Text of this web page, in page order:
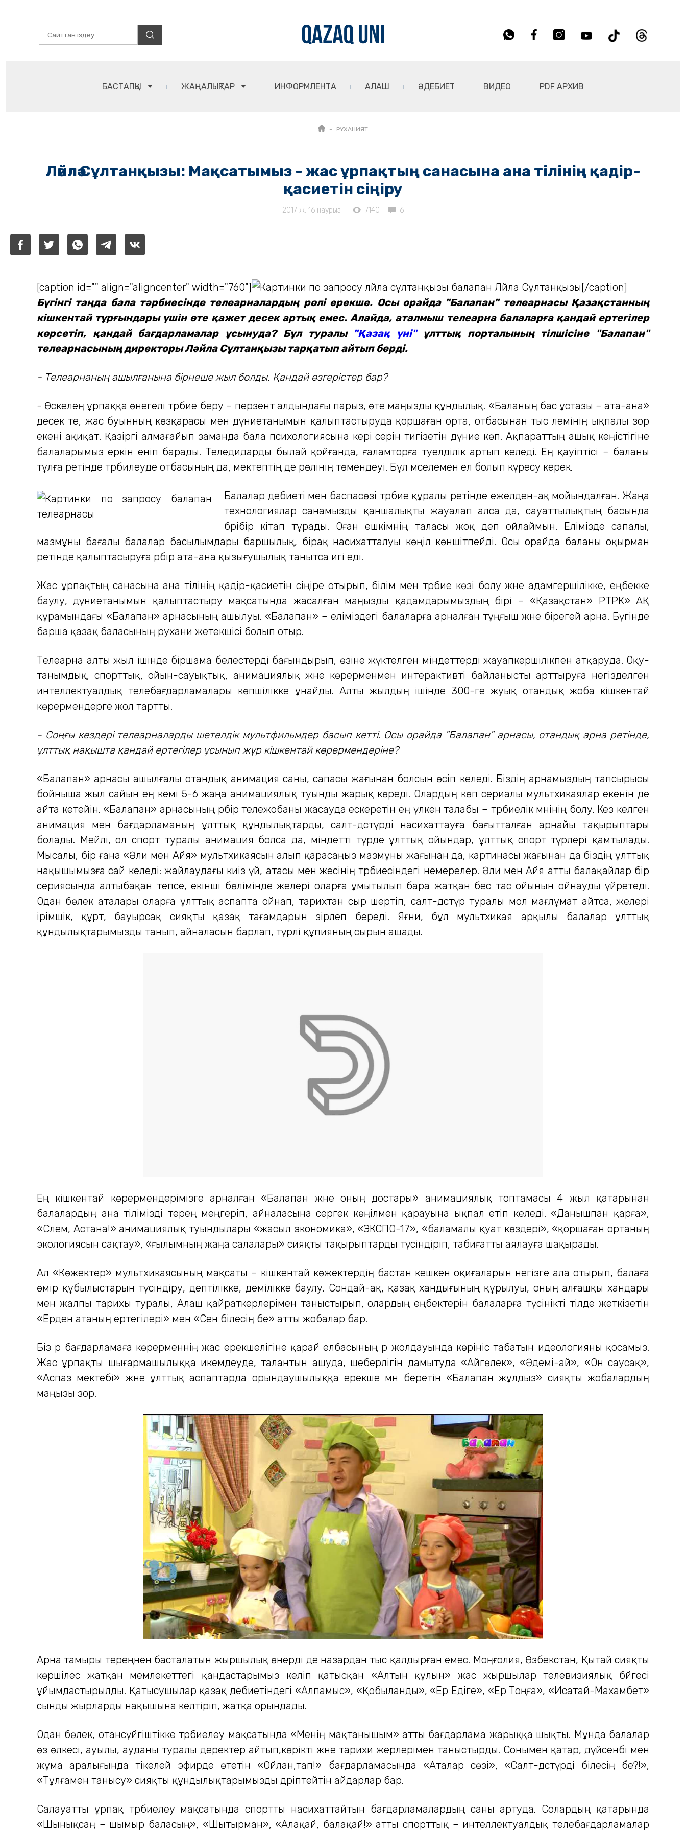
БАСТАПҚЫ ЖАҢАЛЫҚТАР ИНФОРМЛЕНТА АЛАШ ӘДЕБИЕТ ВИДЕО PDF АРХИВ
РУХАНИЯТ
Ләйлә Сұлтанқызы: Мақсатымыз - жас ұрпақтың санасына ана тілінің қадір-
қасиетін сіңіру
2017 ж. 16 наурыз 7140 6
[caption id="" align="aligncenter" width="760"]
Ләйла Сұлтанқызы[/caption]
Бүгінгі таңда бала тәрбиесінде телеарналардың рөлі ерекше. Осы орайда "Балапан" телеарнасы Қазақстанның
кішкентай тұрғындары үшін өте қажет десек артық емес. Алайда, аталмыш телеарна балаларға қандай ертегілер
көрсетіп, қандай бағдарламалар ұсынуда? Бұл туралы "Қазақ үні"ұлттық порталының тілшісіне "Балапан"
телеарнасының директоры Ләйла Сұлтанқызы тарқатып айтып берді.
- Телеарнаның ашылғанына бірнеше жыл болды. Қандай өзгерістер бар?
- Өскелең ұрпаққа өнегелі тәрбие беру – перзент алдындағы парыз, өте маңызды құндылық. «Баланың бас ұстазы – ата-ана»
десек те, жас буынның көзқарасы мен дүниетанымын қалыптастыруда қоршаған орта, отбасынан тыс әлемінің ықпалы зор
екені ақиқат. Қазіргі алмағайып заманда бала психологиясына кері әсерін тигізетін дүние көп. Ақпараттың ашық кеңістігіне
балаларымыз еркін еніп барады. Теледидарды былай қойғанда, ғаламторға тәуелділік артып келеді. Ең қауіптісі – баланы
тұлға ретінде тәрбилеуде отбасының да, мектептің де рөлінің төмендеуі. Бұл мәселемен ел болып күресу керек.
Балалар әдебиеті мен баспасөзі тәрбие құралы ретінде ежелден-ақ мойындалған. Жаңа
технологиялар санамызды қаншалықты жауалап алса да, сауаттылықтың басында
бәрібір кітап тұрады. Оған ешкімнің таласы жоқ деп ойлаймын. Елімізде сапалы,
мазмұны бағалы балалар басылымдары баршылық, бірақ насихатталуы көңіл көншітпейді. Осы орайда баланы оқырман
ретінде қалыптасыруға әрбір ата-ана қызығушылық танытса игі еді.
Жас ұрпақтың санасына ана тілінің қадір-қасиетін сіңіре отырып, білім мен тәрбие көзі болу және адамгершілікке, еңбекке
баулу, дүниетанымын қалыптастыру мақсатында жасалған маңызды қадамдарымыздың бірі – «Қазақстан» РТРК» АҚ
құрамындағы «Балапан» арнасының ашылуы. «Балапан» – еліміздегі балаларға арналған тұңғыш және бірегей арна. Бүгінде
барша қазақ баласының рухани жетекшісі болып отыр.
Телеарна алты жыл ішінде біршама белестерді бағындырып, өзіне жүктелген міндеттерді жауапкершілікпен атқаруда. Оқу-
танымдық, спорттық, ойын-сауықтық, анимациялық және көрерменмен интерактивті байланысты арттыруға негізделген
интеллектуалдық телебағдарламалары көпшілікке ұнайды. Алты жылдың ішінде 300-ге жуық отандық жоба кішкентай
көрермендерге жол тартты.
- Соңғы кездері телеарналарды шетелдік мультфильмдер басып кетті. Осы орайда "Балапан" арнасы, отандық арна ретінде,
ұлттық нақышта қандай ертегілер ұсынып жүр кішкентай көрермендеріне?
«Балапан» арнасы ашылғалы отандық анимация саны, сапасы жағынан болсын өсіп келеді. Біздің арнамыздың тапсырысы
бойныша жыл сайын ең кемі 5-6 жаңа анимациялық туынды жарық көреді. Олардың көп сериалы мультхикаялар екенін де
айта кетейін. «Балапан» арнасының әрбір тележобаны жасауда ескеретін ең үлкен талабы – тәрбиелік мәнінің болу. Кез келген
анимация мен бағдарламаның ұлттық құндылықтарды, салт-дәстүрді насихаттауға бағытталған арнайы тақырыптары
болады. Мейлі, ол спорт туралы анимация болса да, міндетті түрде ұлттық ойындар, ұлттық спорт түрлері қамтылады.
Мысалы, бір ғана «Әли мен Айя» мультхикаясын алып қарасаңыз мазмұны жағынан да, картинасы жағынан да біздің ұлттық
нақышымызға сай келеді: жайлаудағы киіз үй, атасы мен әжесінің тәрбиесіндегі немерелер. Әли мен Айя атты балақайлар бір
сериясында алтыбақан тепсе, екінші бөлімінде әжелері оларға ұмытылып бара жатқан бес тас ойынын ойнауды үйретеді.
Одан бөлек аталары оларға ұлттық аспапта ойнап, тарихтан сыр шертіп, салт-дәстүр туралы мол мағлұмат айтса, әжелері
ірімшік, құрт, бауырсақ сияқты қазақ тағамдарын әзірлеп береді. Яғни, бұл мультхикая арқылы балалар ұлттық
құндылықтарымызды танып, айналасын барлап, түрлі құпияның сырын ашады.
Ең кішкентай көрермендерімізге арналған «Балапан және оның достары» анимациялық топтамасы 4 жыл қатарынан
балалардың ана тілімізді терең меңгеріп, айналасына сергек көңілмен қарауына ықпал етіп келеді. «Данышпан қарға»,
«Сәлем, Астана!» анимациялық туындылары «жасыл экономика», «ЭКСПО-17», «баламалы қуат көздері», «қоршаған ортаның
экологиясын сақтау», «ғылымның жаңа салалары» сияқты тақырыптарды түсіндіріп, табиғатты аялауға шақырады.
Ал «Көжектер» мультхикаясының мақсаты – кішкентай көжектердің бастан кешкен оқиғаларын негізге ала отырып, балаға
өмір құбылыстарын түсіндіру, әдептілікке, әдемілікке баулу. Сондай-ақ, қазақ хандығының құрылуы, оның алғашқы хандары
мен жалпы тарихы туралы, Алаш қайраткерлерімен таныстырып, олардың еңбектерін балаларға түсінікті тілде жеткізетін
«Ерден атаның ертегілері» мен «Сен білесің бе» атты жобалар бар.
Біз әр бағдарламаға көрерменнің жас ерекшелігіне қарай елбасының әр жолдауында көрініс табатын идеологияны қосамыз.
Жас ұрпақты шығармашылыққа икемдеуде, талантын ашуда, шеберлігін дамытуда «Айгөлек», «Әдемі-ай», «Он саусақ»,
«Аспаз мектебі» және ұлттық аспаптарда орындаушылыққа ерекше мән беретін «Балапан жұлдыз» сияқты жобалардың
маңызы зор.
Арна тамыры тереңнен басталатын жыршылық өнерді де назардан тыс қалдырған емес. Моңғолия, Өзбекстан, Қытай сияқты
көршілес жатқан мемлекеттегі қандастарымыз келіп қатысқан «Алтын құлын» жас жыршылар телевизиялық бәйгесі
ұйымдастырылды. Қатысушылар қазақ әдебиетіндегі «Алпамыс», «Қобыланды», «Ер Едіге», «Ер Тоңға», «Исатай-Махамбет»
сынды жырларды нақышына келтіріп, жатқа орындады.
Одан бөлек, отансүйгіштікке тәрбиелеу мақсатында «Менің мақтанышым» атты бағдарлама жарыққа шықты. Мұнда балалар
өз өлкесі, ауылы, ауданы туралы деректер айтып,көрікті және тарихи жерлерімен таныстырды. Сонымен қатар, дүйсенбі мен
жұма аралығында тікелей эфирде өтетін «Ойлан,тап!» бағдарламасында «Аталар сөзі», «Салт-дәстүрді білесің бе?!»,
«Тұлғамен танысу» сияқты құндылықтарымызды дәріптейтін айдарлар бар.
Салауатты ұрпақ тәрбиелеу мақсатында спортты насихаттайтын бағдарламалардың саны артуда. Солардың қатарында
«Шынықсаң – шымыр баласың», «Шытырман», «Алақай, балақай!» атты спорттық – интеллектуалдық телебағдарламалар